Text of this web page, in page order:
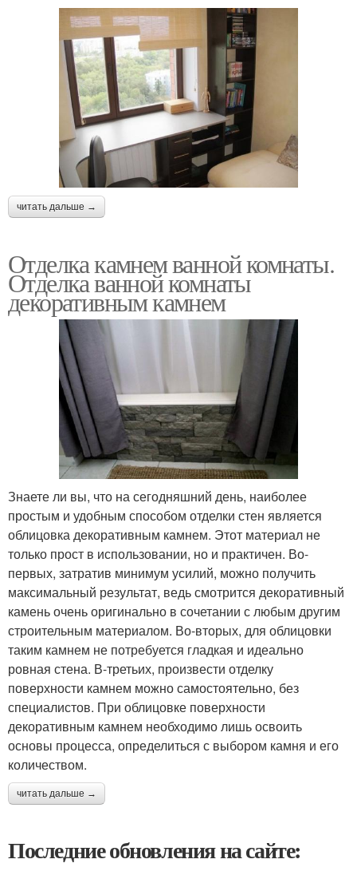
читать дальше →
Отделка камнем ванной комнаты.
Отделка ванной комнаты
декоративным камнем
Знаете ли вы, что на сегодняшний день, наиболее
простым и удобным способом отделки стен является
облицовка декоративным камнем. Этот материал не
только прост в использовании, но и практичен. Во-
первых, затратив минимум усилий, можно получить
максимальный результат, ведь смотрится декоративный
камень очень оригинально в сочетании с любым другим
строительным материалом. Во-вторых, для облицовки
таким камнем не потребуется гладкая и идеально
ровная стена. В-третьих, произвести отделку
поверхности камнем можно самостоятельно, без
специалистов. При облицовке поверхности
декоративным камнем необходимо лишь освоить
основы процесса, определиться с выбором камня и его
количеством.
читать дальше →
Последние обновления на сайте: